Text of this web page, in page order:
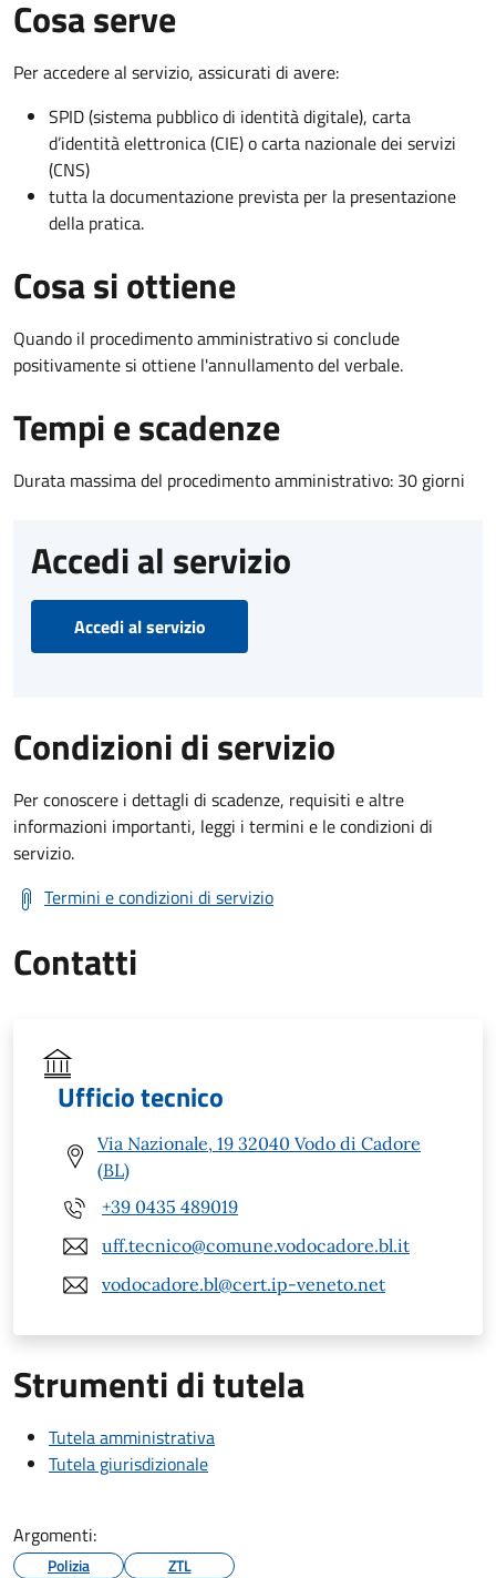
Cosa serve
Per accedere al servizio, assicurati di avere:
SPID (sistema pubblico di identità digitale), carta
d’identità elettronica (CIE) o carta nazionale dei servizi
(CNS)
tutta la documentazione prevista per la presentazione
della pratica.
Cosa si ottiene
Quando il procedimento amministrativo si conclude
positivamente si ottiene l'annullamento del verbale.
Tempi e scadenze
Durata massima del procedimento amministrativo: 30 giorni
Accedi al servizio
Accedi al servizio
Condizioni di servizio
Per conoscere i dettagli di scadenze, requisiti e altre
informazioni importanti, leggi i termini e le condizioni di
servizio.
Termini e condizioni di servizio
Contatti
Ufficio tecnico
Via Nazionale, 19 32040 Vodo di Cadore
(BL)
+39 0435 489019
uff.tecnico@comune.vodocadore.bl.it
vodocadore.bl@cert.ip-veneto.net
Strumenti di tutela
Tutela amministrativa
Tutela giurisdizionale
Argomenti:
Polizia ZTL